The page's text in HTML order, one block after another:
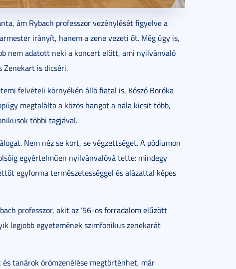
ám Rybach professzor vezénylését figyelve a
irányít, hanem a zene vezeti őt. Még úgy is,
nem adatott neki a koncert előtt, ami nyilvánvaló
is dicséri.
felvételi környékén álló fiatal is, Kószó Boróka
megtalálta a közös hangot a nála kicsit több,
többi tagjával.
Nem néz se kort, se végzettséget. A pódiumon
egyértelműen nyilvánvalóvá tette: mindegy
egyforma természetességgel és alázattal képes
professzor, akit az ’56-os forradalom elűzött
legjobb egyetemének szimfonikus zenekarát
és tanárok örömzenélése megtörténhet, már